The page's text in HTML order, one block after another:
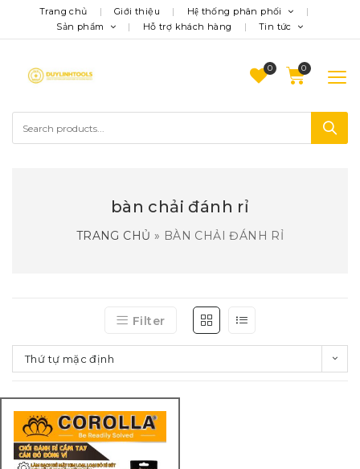
Trang chủ Giới thiệu
Hệ thống phân phối
Sản phẩm
Hỗ trợ khách hàng Tin tức
0
bàn chải đánh rỉ
TRANG CHỦ » BÀN CHẢI ĐÁNH RỈ
Filter
Thứ tự mặc định